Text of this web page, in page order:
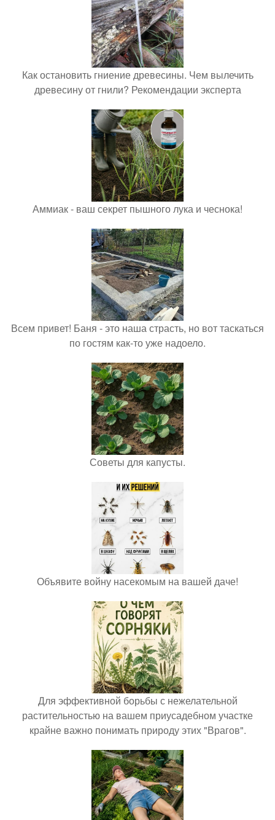
Как остановить гниение древесины. Чем вылечить
древесину от гнили? Рекомендации эксперта
Аммиак - ваш секрет пышного лука и чеснока!
Всем привет! Баня - это наша страсть, но вот таскаться
по гостям как-то уже надоело.
Советы для капусты.
Объявите войну насекомым на вашей даче!
Для эффективной борьбы с нежелательной
растительностью на вашем приусадебном участке
крайне важно понимать природу этих "Врагов".